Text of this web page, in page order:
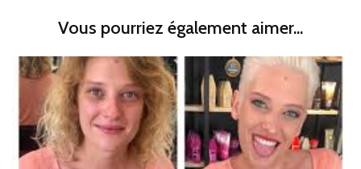
Vous pourriez également aimer...